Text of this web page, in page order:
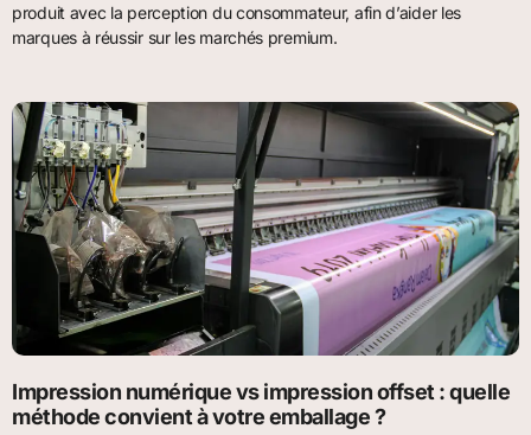
produit avec la perception du consommateur, afin d’aider les
marques à réussir sur les marchés premium.
Impression numérique vs impression offset : quelle
méthode convient à votre emballage ?